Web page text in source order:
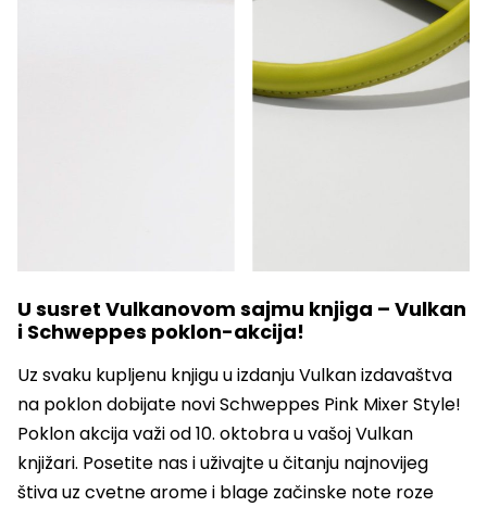
U susret Vulkanovom sajmu knjiga – Vulkan
i Schweppes poklon-akcija!
Uz svaku kupljenu knjigu u izdanju Vulkan izdavaštva
na poklon dobijate novi Schweppes Pink Mixer Style!
Poklon akcija važi od 10. oktobra u vašoj Vulkan
knjižari. Posetite nas i uživajte u čitanju najnovijeg
štiva uz cvetne arome i blage začinske note roze